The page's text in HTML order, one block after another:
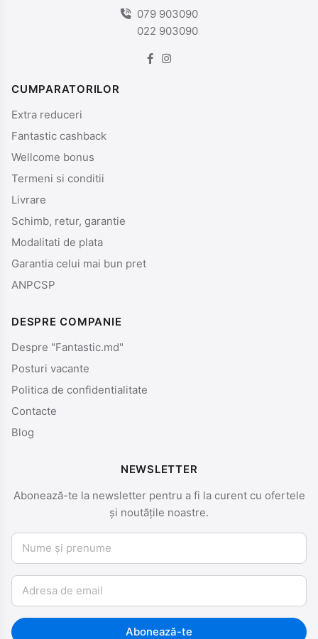
079 903090
022 903090
CUMPARATORILOR
Extra reduceri
Fantastic cashback
Wellcome bonus
Termeni si conditii
Livrare
Schimb, retur, garantie
Modalitati de plata
Garantia celui mai bun pret
ANPCSP
DESPRE COMPANIE
Despre "Fantastic.md"
Posturi vacante
Politica de confidentialitate
Contacte
Blog
NEWSLETTER
Abonează-te la newsletter pentru a fi la curent cu ofertele
și noutățile noastre.
Nume și prenume
Email
Abonează-te